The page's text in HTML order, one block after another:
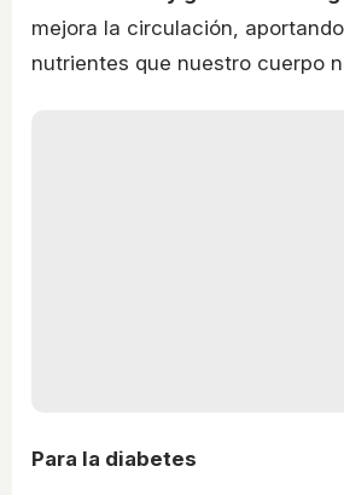
mejora la circulación,
nutrientes que nuestro cuerpo
Para la diabetes